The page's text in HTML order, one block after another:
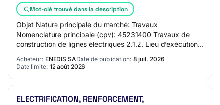
Mot-clé trouvé dans la description
Objet Nature principale du marché: Travaux
Nomenclature principale (cpv): 45231400 Travaux de
construction de lignes électriques 2.1.2. Lieu d’exécution
Acheteur: ENEDIS SADate de publication: 8 juil. 2026
Date limite: 12 août 2026
ELECTRIFICATION, RENFORCEMENT,